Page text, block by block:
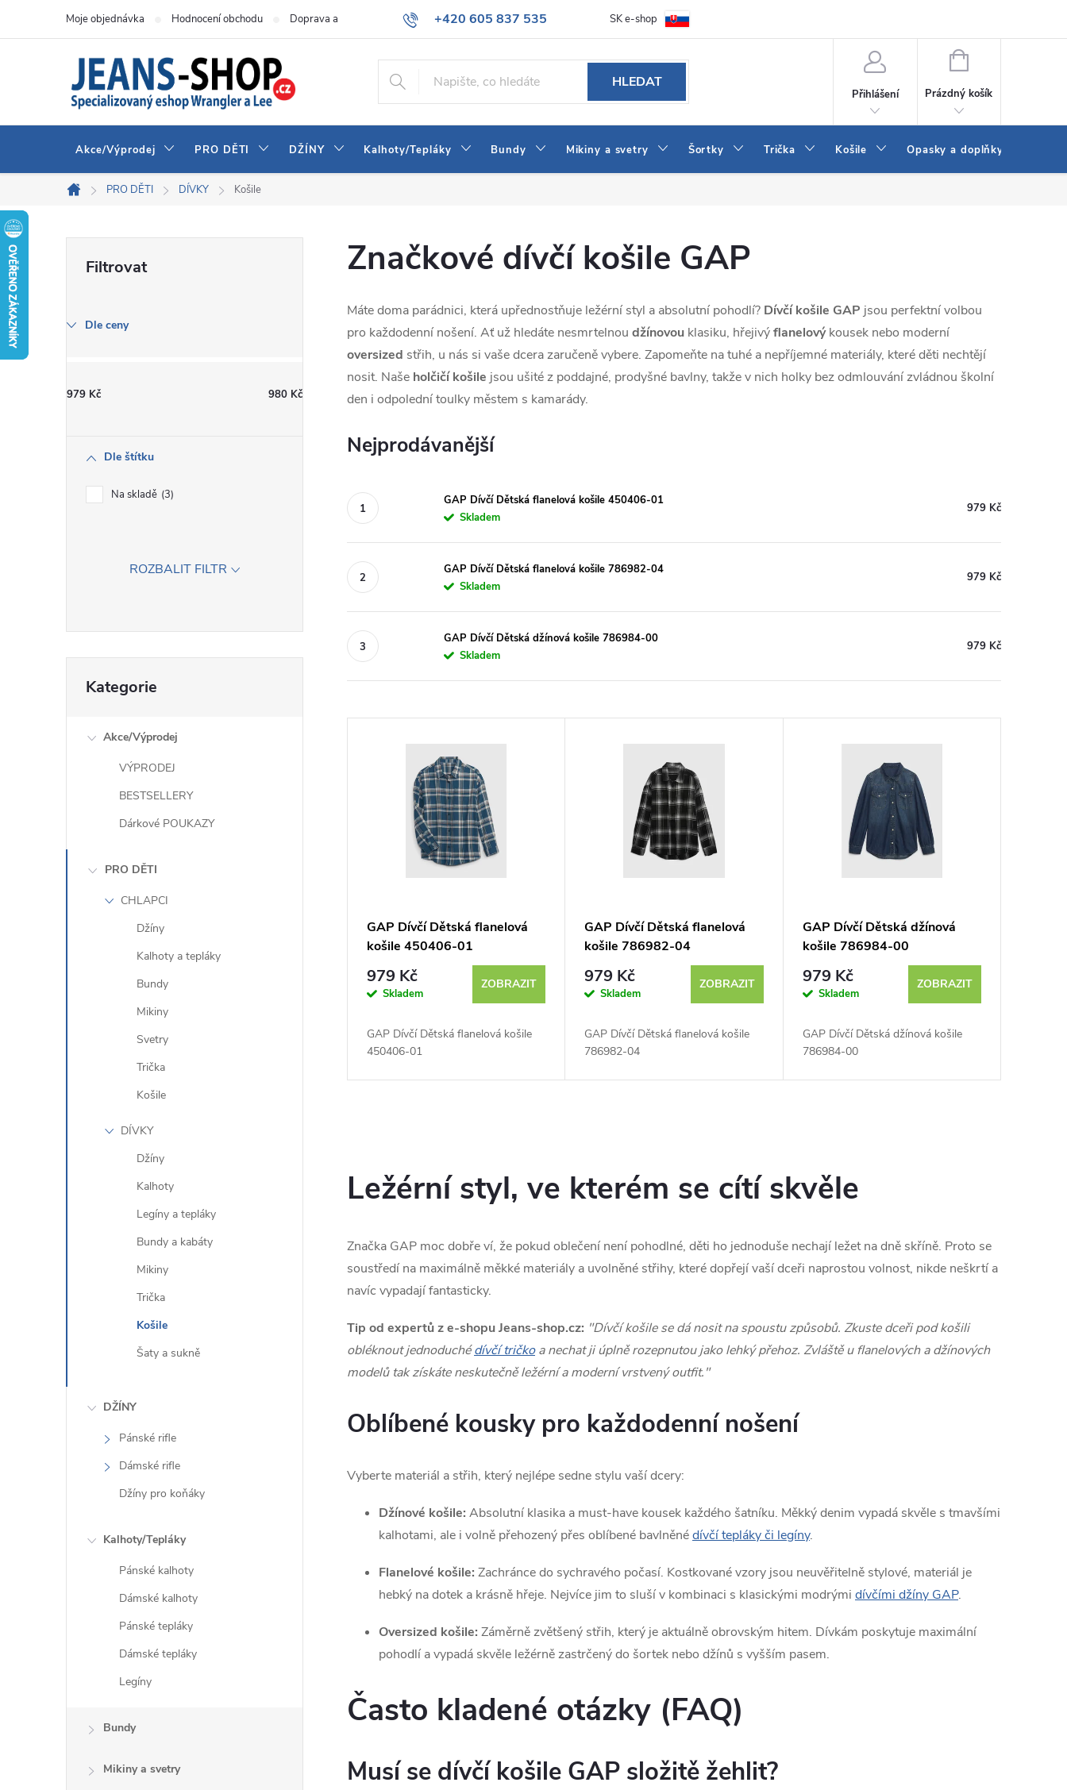
+420 605 837 535
info@jeans-shop.cz
Moje objednávka Hodnocení obchodu Doprava a platba Obchodní podmínky Naše prodejna Blog Kontakt
SK e-shop
HLEDAT
Přihlášení
NÁKUPNÍ
Prázdný košík
Akce/Výprodej PRO DĚTI DŽÍNY Kalhoty/Tepláky Bundy Mikiny a svetry Šortky Trička Košile Opasky a doplňky
Domů
PRO DĚTI DÍVKY Košile
s
a
Dle ceny
979 Kč 980 Kč
Dle štítku
Na skladě 3
ROZBALIT FILTR
kategorie
Kategorie
Akce/Výprodej
VÝPRODEJ
BESTSELLERY
Dárkové POUKAZY
PRO DĚTI
CHLAPCI
Džíny
Kalhoty a tepláky
Bundy
Mikiny
Svetry
Trička
Košile
DÍVKY
Džíny
Kalhoty
Legíny a tepláky
Bundy a kabáty
Mikiny
Trička
Košile
Šaty a sukně
DŽÍNY
Pánské rifle
Dámské rifle
Džíny pro koňáky
Kalhoty/Tepláky
Pánské kalhoty
Dámské kalhoty
Pánské tepláky
Dámské tepláky
Legíny
Bundy
Mikiny a svetry
Značkové dívčí košile GAP
Máte doma parádnici, která upřednostňuje ležérní styl a absolutní pohodlí? Dívčí košile GAP jsou perfektní volbou
pro každodenní nošení. Ať už hledáte nesmrtelnou džínovou klasiku, hřejivýflanelovýkousek nebo moderní
oversized střih, u nás si vaše dcera zaručeně vybere. Zapomeňte na tuhé a nepříjemné materiály, které děti nechtějí
nosit. Naše holčičí košile jsou ušité z poddajné, prodyšné bavlny, takže v nich holky bez odmlouvání zvládnou školní
den i odpolední toulky městem s kamarády.
Nejprodávanější
GAP Dívčí Dětská flanelová košile 450406-01
Skladem
979 Kč
GAP Dívčí Dětská flanelová košile 786982-04
Skladem
979 Kč
GAP Dívčí Dětská džínová košile 786984-00
Skladem
979 Kč
u
t
ů
GAP Dívčí Dětská flanelová
košile 450406-01
979 Kč
Skladem
ZOBRAZIT
GAP Dívčí Dětská flanelová košile
450406-01
GAP Dívčí Dětská flanelová
košile 786982-04
979 Kč
Skladem
ZOBRAZIT
GAP Dívčí Dětská flanelová košile
786982-04
GAP Dívčí Dětská džínová
košile 786984-00
979 Kč
Skladem
ZOBRAZIT
GAP Dívčí Dětská džínová košile
786984-00
v
l
á
d
a
c
í
r
k
u
Ležérní styl, ve kterém se cítí skvěle
Značka GAP moc dobře ví, že pokud oblečení není pohodlné, děti ho jednoduše nechají ležet na dně skříně. Proto se
soustředí na maximálně měkké materiály a uvolněné střihy, které dopřejí vaší dceři naprostou volnost, nikde neškrtí a
navíc vypadají fantasticky.
Tip od expertů z e-shopu Jeans-shop.cz: "Dívčí košile se dá nosit na spoustu způsobů. Zkuste dceři pod košili
obléknout jednoduchédívčí tričkoa nechat ji úplně rozepnutou jako lehký přehoz. Zvláště u flanelových a džínových
modelů tak získáte neskutečně ležérní a moderní vrstvený outfit."
Oblíbené kousky pro každodenní nošení
Vyberte materiál a střih, který nejlépe sedne stylu vaší dcery:
Džínové košile: Absolutní klasika a must-have kousek každého šatníku. Měkký denim vypadá skvěle s tmavšími
kalhotami, ale i volně přehozený přes oblíbené bavlněnédívčí tepláky či legíny.
Flanelové košile: Zachránce do sychravého počasí. Kostkované vzory jsou neuvěřitelně stylové, materiál je
hebký na dotek a krásně hřeje. Nejvíce jim to sluší v kombinaci s klasickými modrými dívčími džíny GAP.
Oversized košile: Záměrně zvětšený střih, který je aktuálně obrovským hitem. Dívkám poskytuje maximální
pohodlí a vypadá skvěle ležérně zastrčený do šortek nebo džínů s vyšším pasem.
Často kladené otázky (FAQ)
Musí se dívčí košile GAP složitě žehlit?